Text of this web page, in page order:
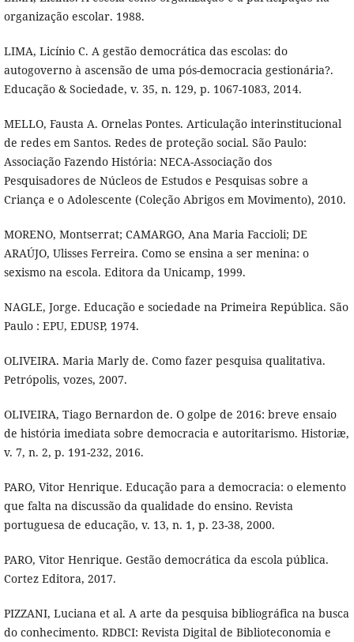
organização escolar. 1988.
LIMA, Licínio C. A gestão democrática das escolas: do
autogoverno à ascensão de uma pós-democracia gestionária?.
Educação & Sociedade, v. 35, n. 129, p. 1067-1083, 2014.
MELLO, Fausta A. Ornelas Pontes. Articulação interinstitucional
de redes em Santos. Redes de proteção social. São Paulo:
Associação Fazendo História: NECA-Associação dos
Pesquisadores de Núcleos de Estudos e Pesquisas sobre a
Criança e o Adolescente (Coleção Abrigos em Movimento), 2010.
MORENO, Montserrat; CAMARGO, Ana Maria Faccioli; DE
ARAÚJO, Ulisses Ferreira. Como se ensina a ser menina: o
sexismo na escola. Editora da Unicamp, 1999.
NAGLE, Jorge. Educação e sociedade na Primeira República. São
Paulo : EPU, EDUSP, 1974.
OLIVEIRA. Maria Marly de. Como fazer pesquisa qualitativa.
Petrópolis, vozes, 2007.
OLIVEIRA, Tiago Bernardon de. O golpe de 2016: breve ensaio
de história imediata sobre democracia e autoritarismo. Historiæ,
v. 7, n. 2, p. 191-232, 2016.
PARO, Vitor Henrique. Educação para a democracia: o elemento
que falta na discussão da qualidade do ensino. Revista
portuguesa de educação, v. 13, n. 1, p. 23-38, 2000.
PARO, Vitor Henrique. Gestão democrática da escola pública.
Cortez Editora, 2017.
PIZZANI, Luciana et al. A arte da pesquisa bibliográfica na busca
do conhecimento. RDBCI: Revista Digital de Biblioteconomia e